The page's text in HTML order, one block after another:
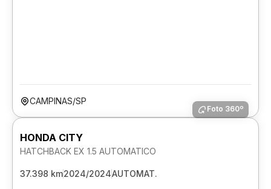
CAMPINAS/SP
Foto 360º
HONDA CITY
HATCHBACK EX 1.5 AUTOMATICO
37.398 km2024/2024AUTOMAT.